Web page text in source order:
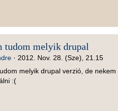
tudom melyik drupal
· 2012. Nov. 28. (Sze), 21.15
melyik drupal verzió, de
:(